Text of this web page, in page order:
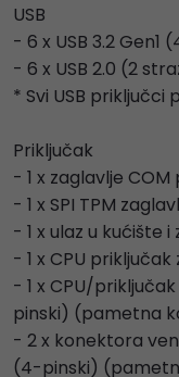
USB
- 6 x USB 3.2 Gen1
- 6 x USB 2.0 (2
* Svi USB priključci
Priključak
- 1 x zaglavlje
- 1 x SPI TPM
- 1 x ulaz u kućište
- 1 x CPU
- 1 x CPU/
pinski) (pametna
- 2 x konektora
(4-pinski)